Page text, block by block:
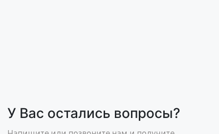
У Вас остались вопросы?